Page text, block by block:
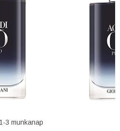
1-3 munkanap